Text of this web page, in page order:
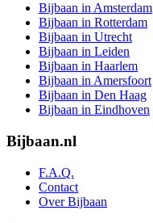
Bijbaan in Amsterdam
Bijbaan in Rotterdam
Bijbaan in Utrecht
Bijbaan in Leiden
Bijbaan in Haarlem
Bijbaan in Amersfoort
Bijbaan in Den Haag
Bijbaan in Eindhoven
Bijbaan.nl
F.A.Q.
Contact
Over Bijbaan